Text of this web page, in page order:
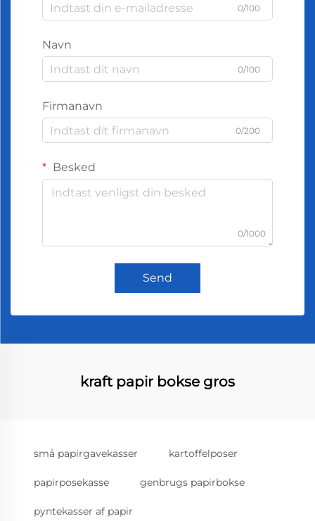
0/100
Navn
0/100
Firmanavn
0/200
Besked
0/1000
Send
kraft papir bokse gros
små papirgavekasser kartoffelposer
papirposekasse genbrugs papirbokse
pyntekasser af papir